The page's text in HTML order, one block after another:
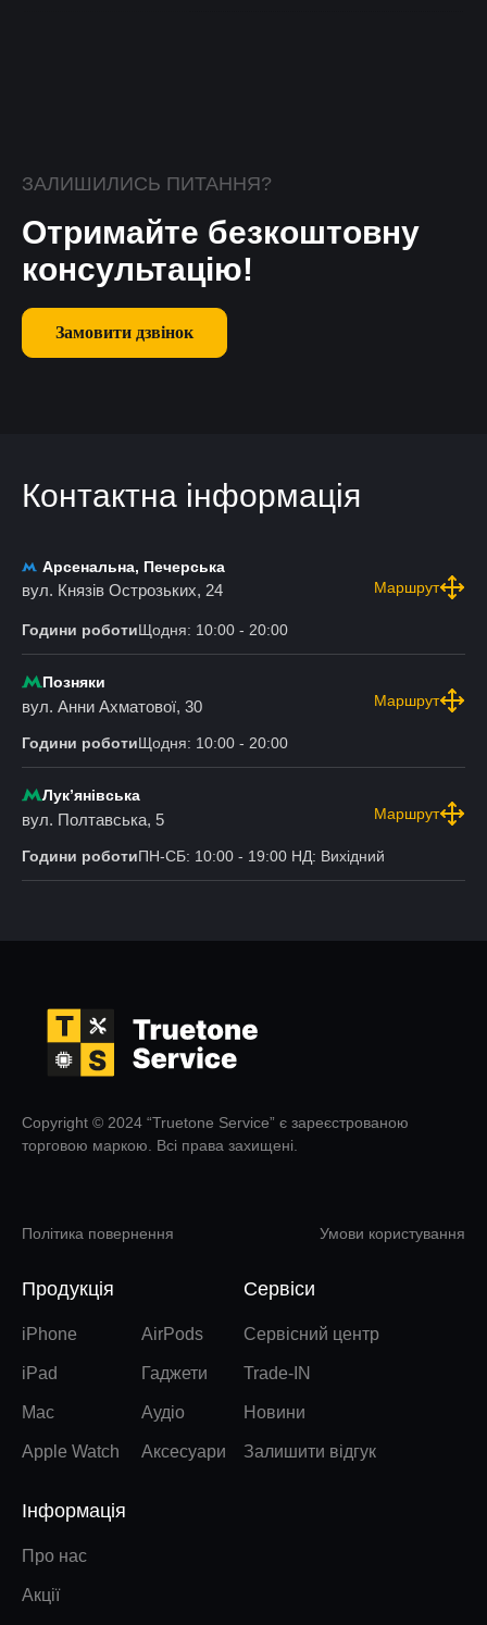
ЗАЛИШИЛИСЬ ПИТАННЯ?
Отримайте безкоштовну
консультацію!
Замовити дзвінок
Контактна інформація
Арсенальна, Печерська
вул. Князів Острозьких, 24 Маршрут
Години роботиЩодня: 10:00 - 20:00
Позняки
вул. Анни Ахматової, 30 Маршрут
Години роботиЩодня: 10:00 - 20:00
Лукʼянівська
вул. Полтавська, 5 Маршрут
Години роботиПН-СБ: 10:00 - 19:00 НД: Вихідний
Copyright © 2024 “Truetone Service” є зареєстрованою
торговою маркою. Всі права захищені.
Політика повернення Умови користування
Продукція
iPhone
iPad
Mac
Apple Watch
AirPods
Гаджети
Аудіо
Аксесуари
Сервіси
Сервісний центр
Trade-IN
Новини
Залишити відгук
Інформація
Про нас
Акції